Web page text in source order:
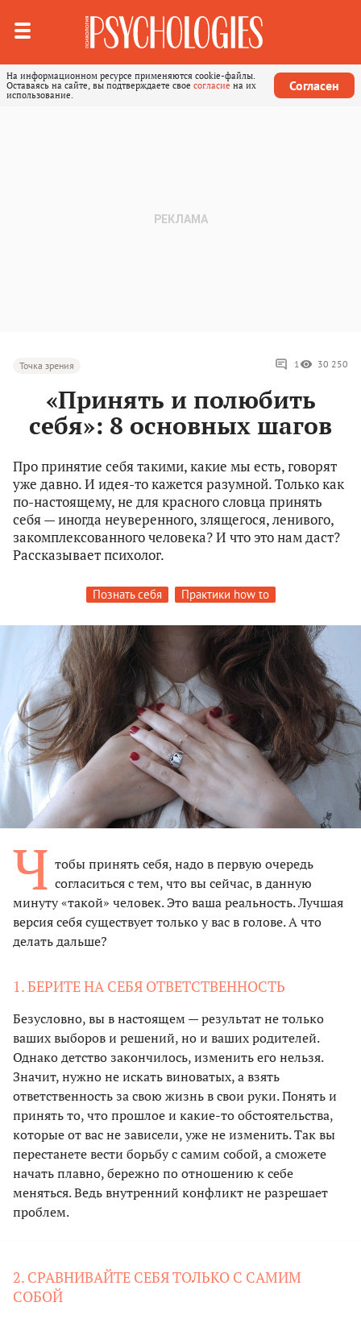
На информационном ресурсе применяются cookie-файлы.
Оставаясь на сайте, вы подтверждаете свое согласие на их
использование.
Согласен
Точка зрения 1 30 250
«Принять и полюбить
себя»: 8 основных шагов
Про принятие себя такими, какие мы есть, говорят
уже давно. И идея-то кажется разумной. Только как
по-настоящему, не для красного словца принять
себя — иногда неуверенного, злящегося, ленивого,
закомплексованного человека? И что это нам даст?
Рассказывает психолог.
Познать себя Практики how to
Ч тобы принять себя, надо в первую очередь
согласиться с тем, что вы сейчас, в данную
минуту «такой» человек. Это ваша реальность. Лучшая
версия себя существует только у вас в голове. А что
делать дальше?
1. БЕРИТЕ НА СЕБЯ ОТВЕТСТВЕННОСТЬ
Безусловно, вы в настоящем — результат не только
ваших выборов и решений, но и ваших родителей.
Однако детство закончилось, изменить его нельзя.
Значит, нужно не искать виноватых, а взять
ответственность за свою жизнь в свои руки. Понять и
принять то, что прошлое и какие-то обстоятельства,
которые от вас не зависели, уже не изменить. Так вы
перестанете вести борьбу с самим собой, а сможете
начать плавно, бережно по отношению к себе
меняться. Ведь внутренний конфликт не разрешает
проблем.
2. СРАВНИВАЙТЕ СЕБЯ ТОЛЬКО С САМИМ
СОБОЙ